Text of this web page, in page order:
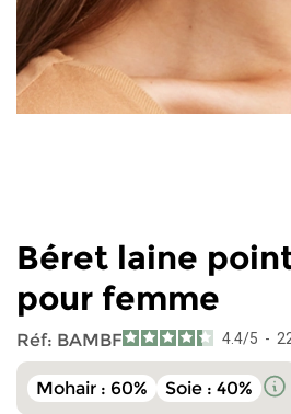
Béret laine
pour femme
Réf: BAMBF 4.4/5 -
Mohair : 60% Soie : 40%